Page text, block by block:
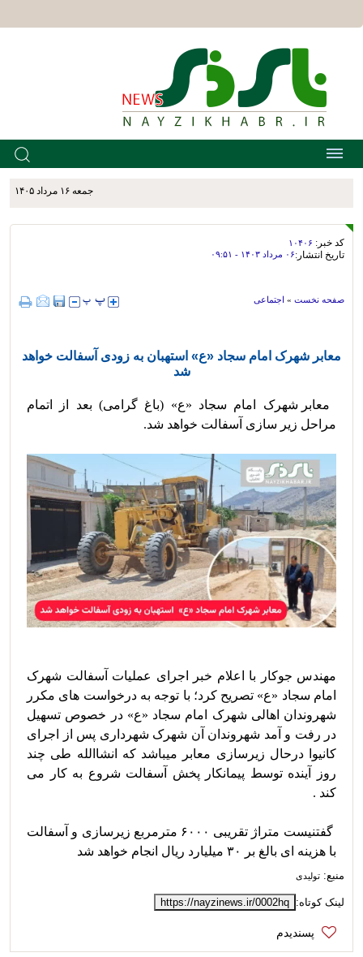
جمعه ۱۶ مرداد ۱۴۰۵
کد خبر: ۱۰۴۰۶
تاریخ انتشار:۰۶ مرداد ۱۴۰۳ - ۰۹:۵۱
صفحه نخست » اجتماعی
معابر شهرک امام سجاد «ع» استهبان به زودی آسفالت خواهد
شد
با هزینه ای بالغ بر ۳۰ میلیارد ریال انجام خواهد شد
منبع: تولیدی
لینک کوتاه: https://nayzinews.ir/0002hq